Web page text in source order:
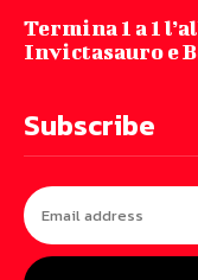
Termina 1 a 1
Invictasauro e
Subscribe